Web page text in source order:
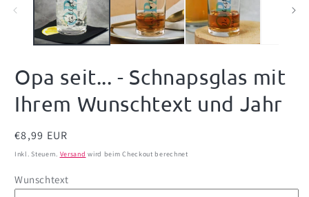
Opa seit... - Schnapsglas mit
Ihrem Wunschtext und Jahr
Normaler
Preis
€8,99 EUR
Inkl. Steuern. Versand wird beim Checkout berechnet
Wunschtext